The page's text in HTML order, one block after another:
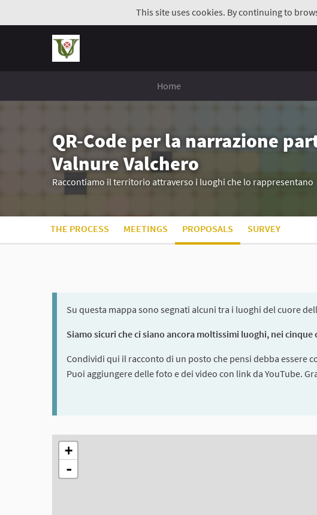
This site uses cookies. By continuing to
Home
QR-Code per la narrazione
Valnure Valchero
Raccontiamo il territorio attraverso i luoghi che lo rappresentano
THE PROCESS MEETINGS PROPOSALS SURVEY
Su questa mappa sono segnati alcuni tra i luoghi del cuore
Siamo sicuri che ci siano ancora moltissimi luoghi, nei
Condividi qui il racconto di un posto che pensi debba essere
Puoi aggiungere delle foto e dei video con link da YouTube.
The following element is a map which presents the items on this
+
-